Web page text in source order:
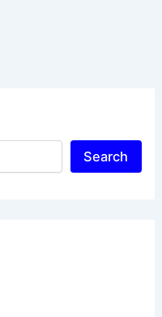
Search